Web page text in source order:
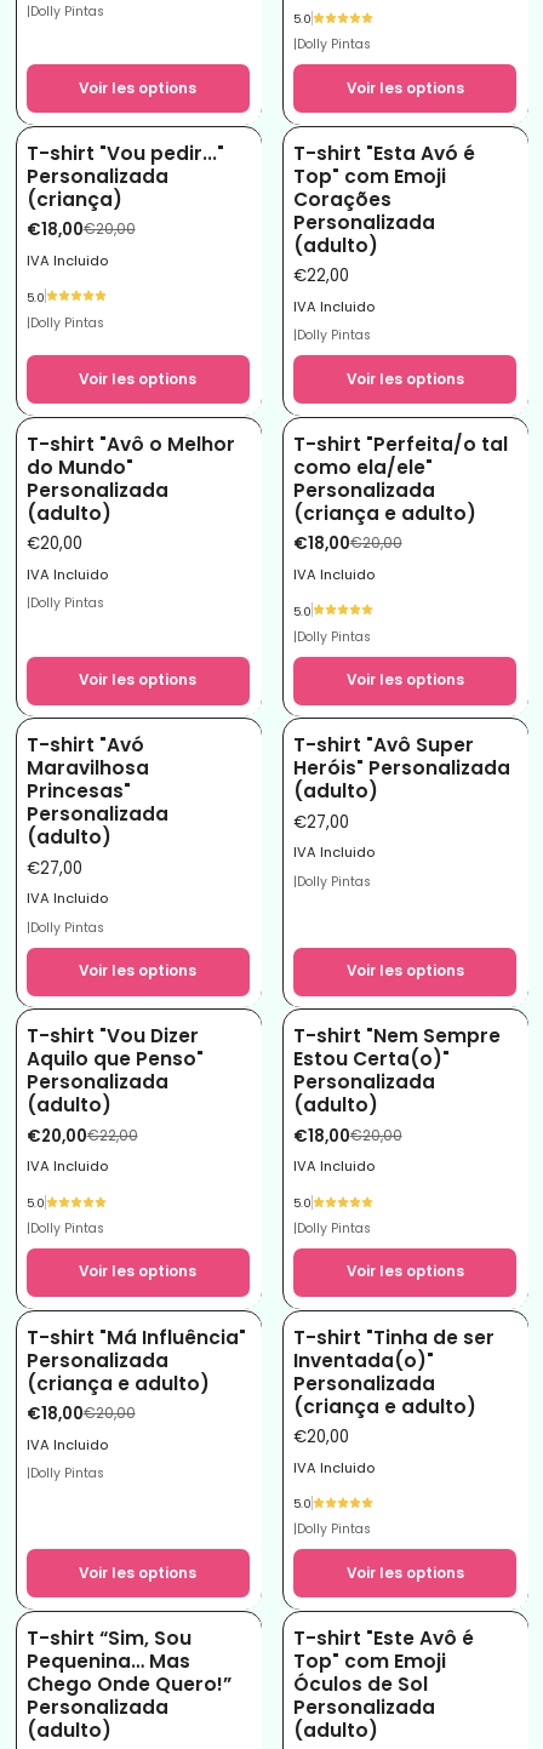
|Dolly Pintas
Voir les options
5.0
|Dolly Pintas
Voir les options
-10%
T-shirt "Vou pedir..."
Personalizada
(criança)
€18,00€20,00
IVA Incluido
5.0
|Dolly Pintas
Voir les options
T-shirt "Esta Avó é
Top" com Emoji
Corações
Personalizada
(adulto)
€22,00
IVA Incluido
|Dolly Pintas
Voir les options
T-shirt "Avô o Melhor
do Mundo"
Personalizada
(adulto)
€20,00
IVA Incluido
|Dolly Pintas
Voir les options
-10%
T-shirt "Perfeita/o tal
como ela/ele"
Personalizada
(criança e adulto)
€18,00€20,00
IVA Incluido
5.0
|Dolly Pintas
Voir les options
T-shirt "Avó
Maravilhosa
Princesas"
Personalizada
(adulto)
€27,00
IVA Incluido
|Dolly Pintas
Voir les options
T-shirt "Avô Super
Heróis" Personalizada
(adulto)
€27,00
IVA Incluido
|Dolly Pintas
Voir les options
-9%
T-shirt "Vou Dizer
Aquilo que Penso"
Personalizada
(adulto)
€20,00€22,00
IVA Incluido
5.0
|Dolly Pintas
Voir les options
-10%
T-shirt "Nem Sempre
Estou Certa(o)"
Personalizada
(adulto)
€18,00€20,00
IVA Incluido
5.0
|Dolly Pintas
Voir les options
-10%
T-shirt "Má Influência"
Personalizada
(criança e adulto)
€18,00€20,00
IVA Incluido
|Dolly Pintas
Voir les options
T-shirt "Tinha de ser
Inventada(o)"
Personalizada
(criança e adulto)
€20,00
IVA Incluido
5.0
|Dolly Pintas
Voir les options
T-shirt “Sim, Sou
Pequenina… Mas
Chego Onde Quero!”
Personalizada
(adulto)
T-shirt "Este Avô é
Top" com Emoji
Óculos de Sol
Personalizada
(adulto)